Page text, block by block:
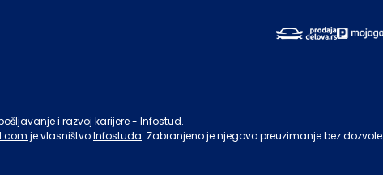
i razvoj karijere - Infostud.
je vlasništvoInfostuda. Zabranjeno je njegovo preuzimanje bez dozvole